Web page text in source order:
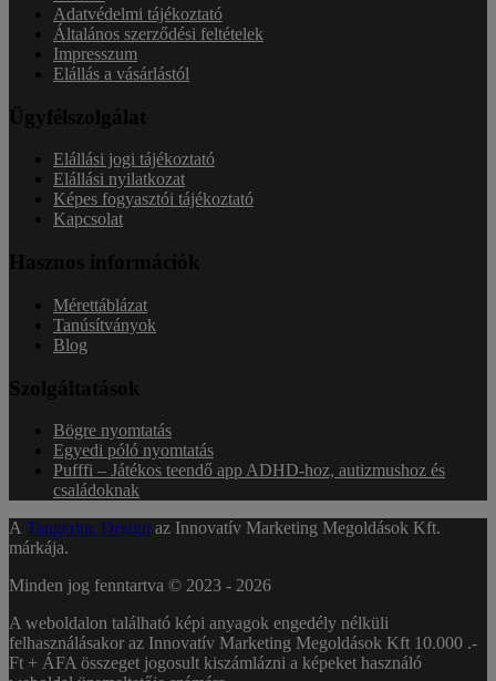
Adatvédelmi tájékoztató
Általános szerződési feltételek
Impresszum
Elállás a vásárlástól
Ügyfélszolgálat
Elállási jogi tájékoztató
Elállási nyilatkozat
Képes fogyasztói tájékoztató
Kapcsolat
Hasznos információk
Mérettáblázat
Tanúsítványok
Blog
Szolgáltatások
Bögre nyomtatás
Egyedi póló nyomtatás
Pufffi – Játékos teendő app ADHD-hoz, autizmushoz és
családoknak
A Tangerine Design az Innovatív Marketing Megoldások Kft.
márkája.
Minden jog fenntartva © 2023 - 2026
A weboldalon található képi anyagok engedély nélküli
felhasználásakor az Innovatív Marketing Megoldások Kft 10.000 .-
Ft + ÁFA összeget jogosult kiszámlázni a képeket használó